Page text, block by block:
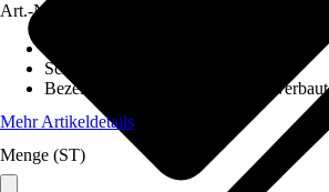
Art.-Nr.
Schutzart
Bezeichnung Fassung
LED fest verbaut
Mehr Artikeldetails
Menge (ST)